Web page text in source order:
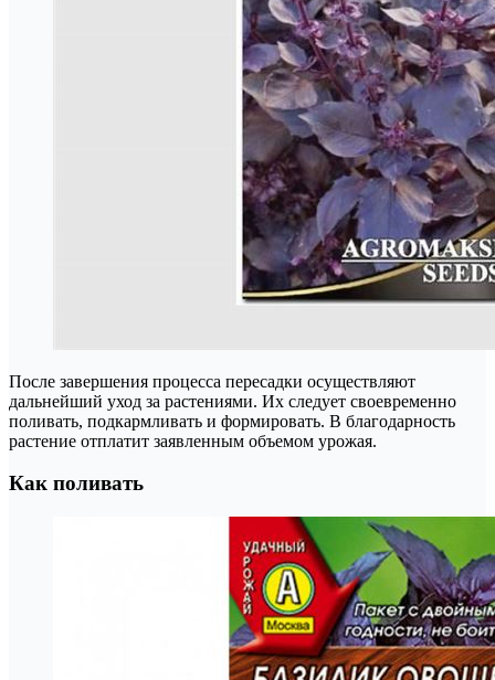
После завершения процесса пересадки осуществляют
дальнейший уход за растениями. Их следует своевременно
поливать, подкармливать и формировать. В благодарность
растение отплатит заявленным объемом урожая.
Как поливать